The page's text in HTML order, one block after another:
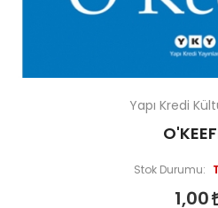
Yapı Kredi
Stok Durumu:
1,00